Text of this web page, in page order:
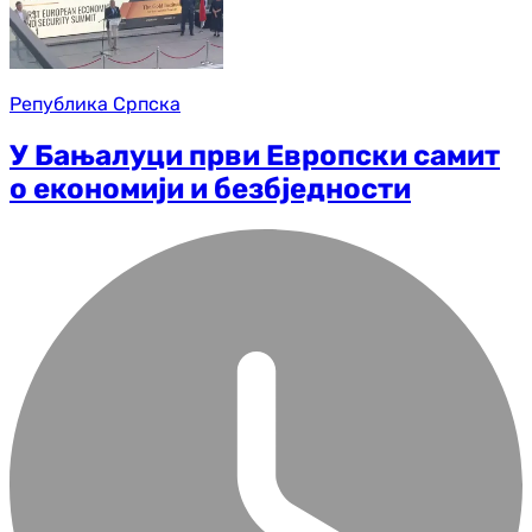
Република Српска
У Бањалуци први Европски самит
о економији и безбједности